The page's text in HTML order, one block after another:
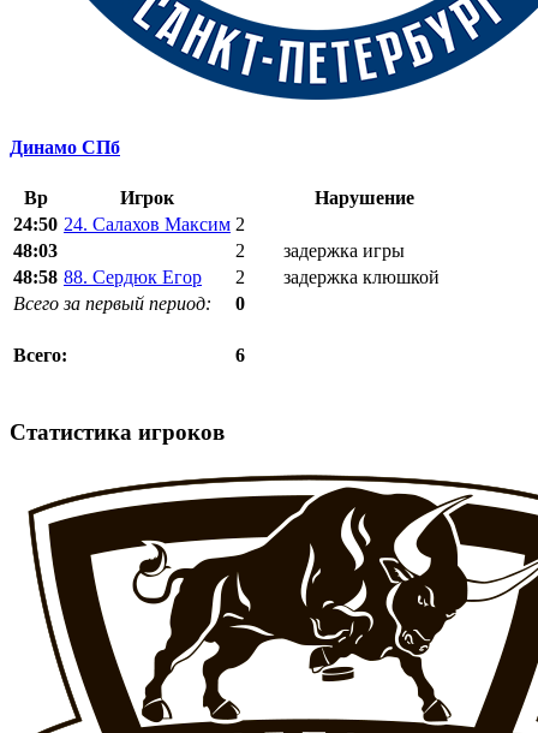
Динамо СПб
Вр Игрок
Нарушение
24:50 24. Салахов Максим 2
48:03
2
задержка игры
48:58 88. Сердюк Егор 2
задержка клюшкой
Всего за первый период:
0
Всего: 6
Статистика игроков